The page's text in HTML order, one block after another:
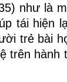
như là
tái hiện
trẻ bài
trên hành